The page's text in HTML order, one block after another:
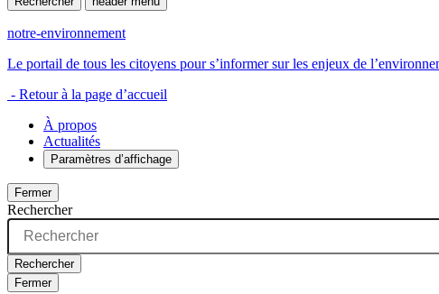
notre-environnement
Le portail de tous les citoyens pour s’informer sur les enjeux de
- Retour à la page d’accueil
À propos
Actualités
Paramètres d’affichage
Fermer
Rechercher
Rechercher
Fermer